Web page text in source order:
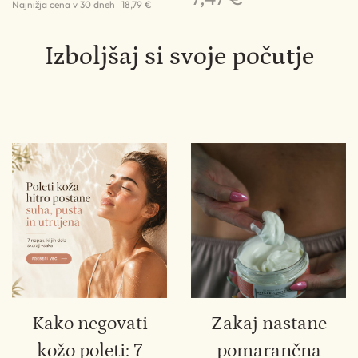
Najnižja cena v 30 dneh 18,79 €
Izboljšaj si svoje počutje
Kako negovati
kožo poleti: 7
Zakaj nastane
pomarančna